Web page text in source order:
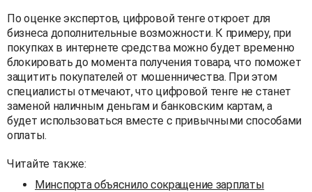
По оценке экспертов, цифровой тенге откроет для
бизнеса дополнительные возможности. К примеру, при
покупках в интернете средства можно будет временно
блокировать до момента получения товара, что поможет
защитить покупателей от мошенничества. При этом
специалисты отмечают, что цифровой тенге не станет
заменой наличным деньгам и банковским картам, а
будет использоваться вместе с привычными способами
оплаты.
Читайте также:
Минспорта объяснило сокращение зарплаты